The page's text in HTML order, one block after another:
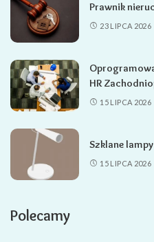
Prawnik
23 LIPCA 2026
HR
15 LIPCA 2026
Szklane
15 LIPCA 2026
Polecamy